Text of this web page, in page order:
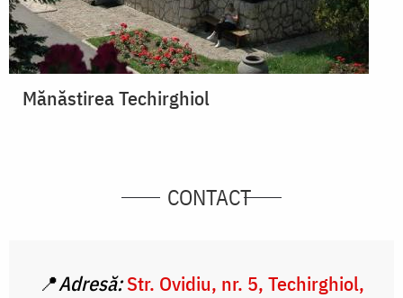
Mănăstirea Techirghiol
CONTACT
📍Adresă: Str. Ovidiu, nr. 5, Techirghiol,